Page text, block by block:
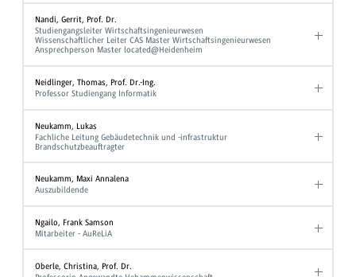
Nandi, Gerrit, Prof. Dr.
Studiengangsleiter Wirtschaftsingenieurwesen
Wissenschaftlicher Leiter CAS Master Wirtschaftsingenieurwesen
Ansprechperson Master located@Heidenheim
Neidlinger, Thomas, Prof. Dr.-Ing.
Professor Studiengang Informatik
Neukamm, Lukas
Fachliche Leitung Gebäudetechnik und -infrastruktur
Brandschutzbeauftragter
Neukamm, Maxi Annalena
Auszubildende
Ngailo, Frank Samson
Mitarbeiter - AuReLiA
Oberle, Christina, Prof. Dr.